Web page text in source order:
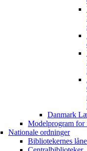
Danmark
Modelprogram
Nationale ordninger
Bibliotekernes